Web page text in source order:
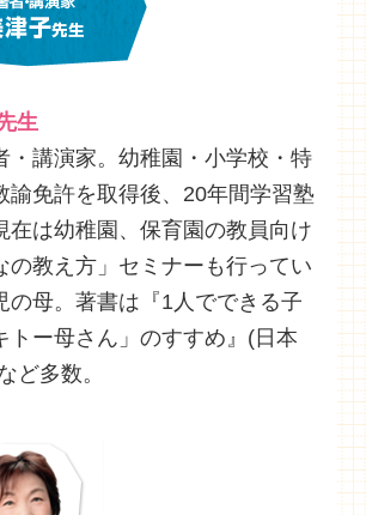
生
・講演家。幼稚園・小学校・特
諭免許を取得後、20年間学習塾
在は幼稚園、保育園の教員向け
の教え方」セミナーも行ってい
の母。著書は『1人でできる子
トー母さん」のすすめ』(日本
ど多数。